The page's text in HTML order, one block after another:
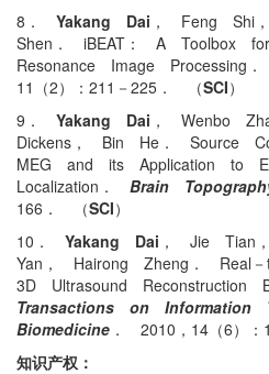
8． Yakang Dai ， Feng Shi
Shen． iBEAT： A Toolbox
Resonance Image Processing．
11（2）：211－225． （SCI）
9． Yakang Dai ， Wenbo
Dickens， Bin He． Source
MEG and its Application to
Localization． Brain
166． （SCI）
10． Yakang Dai ， Jie Tian
Yan， Hairong Zheng． Real
3D Ultrasound Reconstruction
Transactions on Information
Biomedicine ． 2010，14（6）：
知识产权：